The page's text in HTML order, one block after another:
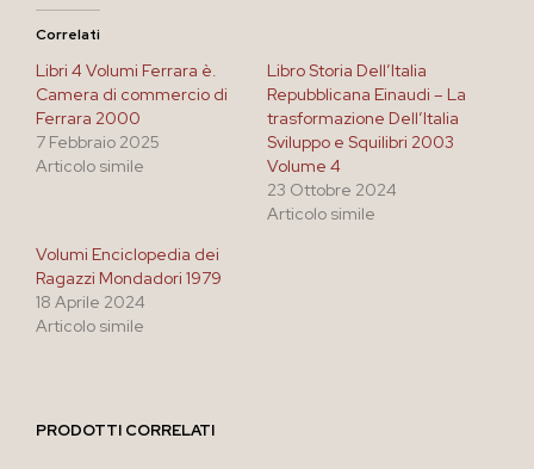
Correlati
Libri 4 Volumi Ferrara è.
Camera di commercio di
Ferrara 2000
7 Febbraio 2025
Articolo simile
Libro Storia Dell’Italia
Repubblicana Einaudi – La
trasformazione Dell’Italia
Sviluppo e Squilibri 2003
Volume 4
23 Ottobre 2024
Articolo simile
Volumi Enciclopedia dei
Ragazzi Mondadori 1979
18 Aprile 2024
Articolo simile
PRODOTTI CORRELATI